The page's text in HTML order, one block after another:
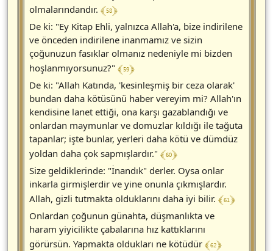
olmalarındandır. ﴾ 58 ﴿
De ki: "Ey Kitap Ehli, yalnızca Allah'a, bize indirilene
ve önceden indirilene inanmamız ve sizin
çoğunuzun fasıklar olmanız nedeniyle mi bizden
hoşlanmıyorsunuz?" ﴾ 59 ﴿
De ki: "Allah Katında, 'kesinleşmiş bir ceza olarak'
bundan daha kötüsünü haber vereyim mi? Allah'ın
kendisine lanet ettiği, ona karşı gazablandığı ve
onlardan maymunlar ve domuzlar kıldığı ile tağuta
tapanlar; işte bunlar, yerleri daha kötü ve dümdüz
yoldan daha çok sapmışlardır." ﴾ 60 ﴿
Size geldiklerinde: "İnandık" derler. Oysa onlar
inkarla girmişlerdir ve yine onunla çıkmışlardır.
Allah, gizli tutmakta olduklarını daha iyi bilir. ﴾ 61 ﴿
Onlardan çoğunun günahta, düşmanlıkta ve
haram yiyicilikte çabalarına hız kattıklarını
görürsün. Yapmakta oldukları ne kötüdür ﴾ 62 ﴿